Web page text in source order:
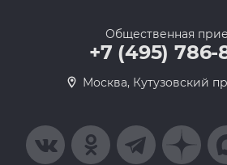
Общественная
+7 (495) 786-
Москва, Кутузовский